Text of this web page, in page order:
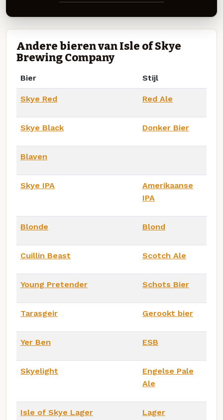
Andere bieren van Isle of Skye
Brewing Company
Bier Stijl
Skye Red Red Ale
Skye Black Donker Bier
Blaven
Skye IPA
Amerikaanse
IPA
Blonde Blond
Cuillin Beast Scotch Ale
Young Pretender Schots Bier
Tarasgeir Gerookt bier
Yer Ben ESB
Skyelight
Engelse Pale
Ale
Isle of Skye Lager Lager